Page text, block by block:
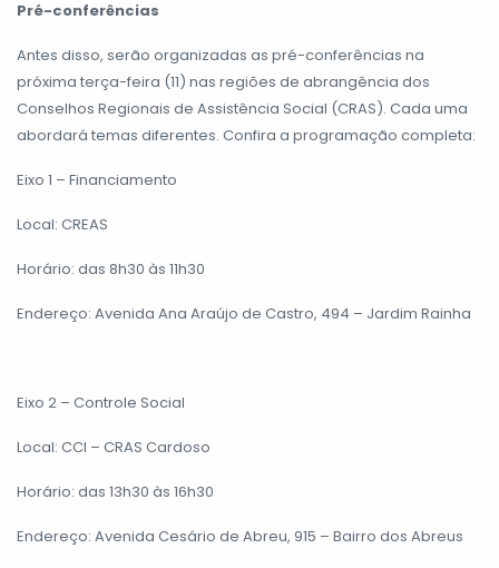
Pré-conferências
Antes disso, serão organizadas as pré-conferências na
próxima terça-feira (11) nas regiões de abrangência dos
Conselhos Regionais de Assistência Social (CRAS). Cada uma
abordará temas diferentes. Confira a programação completa:
Eixo 1 – Financiamento
Local: CREAS
Horário: das 8h30 às 11h30
Endereço: Avenida Ana Araújo de Castro, 494 – Jardim Rainha
Eixo 2 – Controle Social
Local: CCI – CRAS Cardoso
Horário: das 13h30 às 16h30
Endereço: Avenida Cesário de Abreu, 915 – Bairro dos Abreus